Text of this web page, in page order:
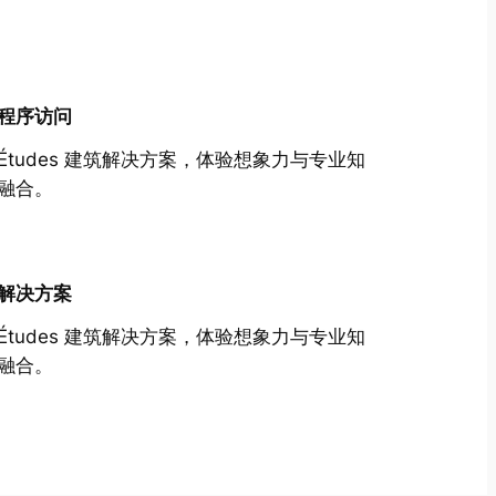
序访问
建筑解决方案，体验想象力与专业知
合。
决方案
建筑解决方案，体验想象力与专业知
合。